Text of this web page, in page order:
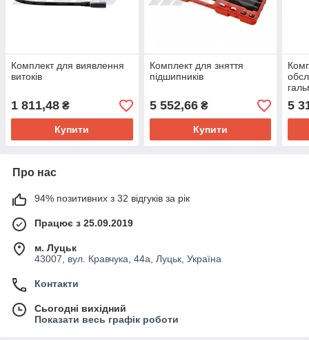
Комплект для виявлення
витоків
1 811,48 ₴
Купити
Комплект для зняття
підшипників
5 552,66₴
Купити
5
Про нас
94% позитивних з 32 відгуків за рік
Працює з 25.09.2019
м. Луцьк
43007, вул. Кравчука, 44а, Луцьк, Україна
Контакти
Сьогодні вихідний
Показати весь графік роботи